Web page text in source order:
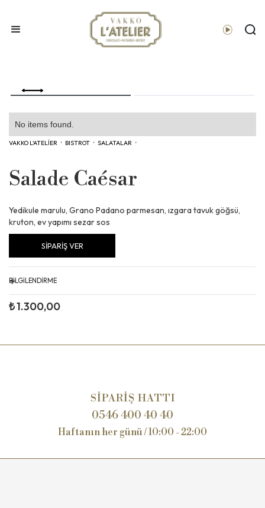
No items found.
VAKKO L'ATELİER › BISTROT › SALATALAR ›
Salade Caésar
Yedikule marulu, Grano Padano parmesan, ızgara tavuk göğsü,
kruton, ev yapımı sezar sos
SİPARİŞ VER
+
BİLGİLENDİRME
Değerli Vakko Dostu, Vakko L’Atelier mutfaklarımızda tüm ürünler
günlük olarak üretilmektedir. Siparişiniz esnasında ürünlerin
ürünler sunulacak veya iade süreci başlatılacaktır. Anlayışınız için
₺ 1.300,00
SİPARİŞ HATTI
0546 400 40 40
Haftanın her günü / 10:00 - 22:00